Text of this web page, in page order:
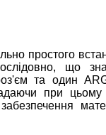
простого
що
та один
при